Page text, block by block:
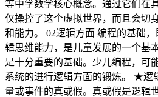
等中学数学核心概念。通过它们在
仅操控了这个虚拟世界，而且会切
和能力。 02逻辑方面 编程的基础
辑思维能力，是儿童发展的一个基
是十分重要的基础。少儿编程，可
系统的进行逻辑方面的锻炼。 ★逻
量或事件的真或假。真或假是逻辑